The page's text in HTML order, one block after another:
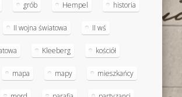
grób Hempel historia
II wojna światowa II wś
Kleeberg kościół
mapa mapy mieszkańcy